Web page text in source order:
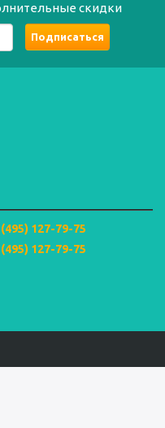
скидки
(495) 127-79-75
(495) 127-79-75